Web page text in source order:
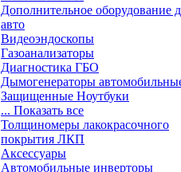
Дополнительное оборудование
авто
Видеоэндоскопы
Газоанализаторы
Диагностика ГБО
Дымогенераторы
Защищенные Ноутбуки
... Показать все
Толщиномеры лакокрасочного
покрытия ЛКП
Аксессуары
Автомобильные инверторы